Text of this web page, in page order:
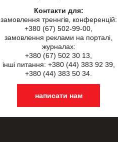
Контакти для:
замовлення треннгів, конференцій:
+380 (67) 502-99-00,
замовлення реклами на порталі,
журналах:
+380 (67) 502 30 13,
інші питання: +380 (44) 383 92 39,
+380 (44) 383 50 34.
написати нам